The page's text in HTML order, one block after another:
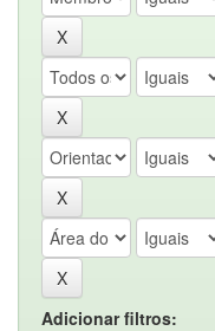
Adicionar filtros: